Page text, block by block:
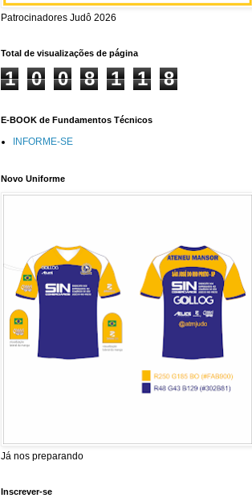
Patrocinadores Judô 2026
Total de visualizações de página
1 0 0 8 1 1 8
E-BOOK de Fundamentos Técnicos
INFORME-SE
Novo Uniforme
Já nos preparando
Inscrever-se